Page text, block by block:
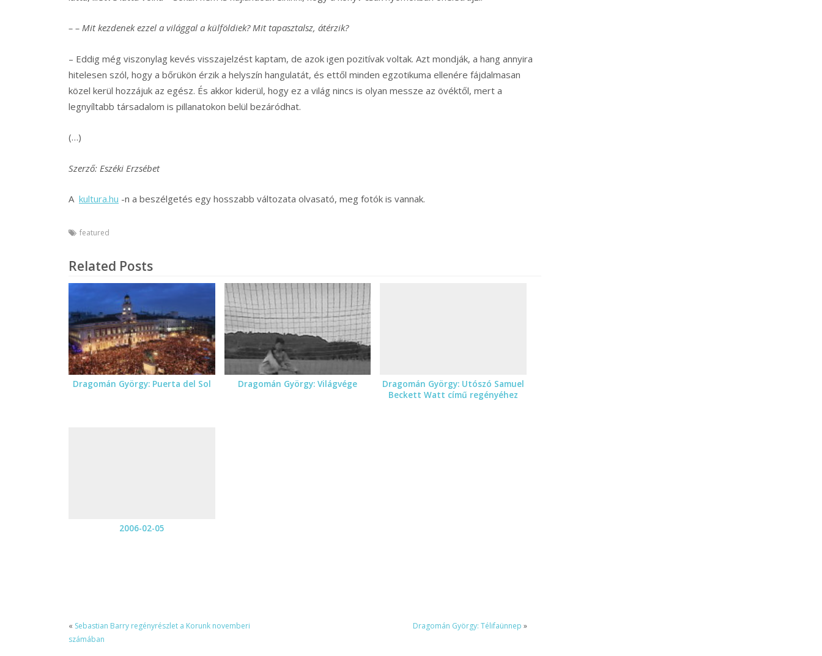
– – Mit kezdenek ezzel a világgal a külföldiek? Mit tapasztalsz, átérzik?
– Eddig még viszonylag kevés visszajelzést kaptam, de azok igen pozitívak voltak. Azt mondják, a hang annyira
hitelesen szól, hogy a bőrükön érzik a helyszín hangulatát, és ettől minden egzotikuma ellenére fájdalmasan
közel kerül hozzájuk az egész. És akkor kiderül, hogy ez a világ nincs is olyan messze az övéktől, mert a
legnyíltabb társadalom is pillanatokon belül bezáródhat.
(…)
Szerző: Eszéki Erzsébet
A kultura.hu -n a beszélgetés egy hosszabb változata olvasató, meg fotók is vannak.
featured
Related Posts
Dragomán György: Puerta del Sol Dragomán György: Világvége
Dragomán György: Utószó Samuel
Beckett Watt című regényéhez
2006-02-05
« Sebastian Barry regényrészlet a Korunk novemberi
számában
Dragomán György: Télifaünnep »